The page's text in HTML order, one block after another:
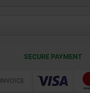
SECURE PAYMENT